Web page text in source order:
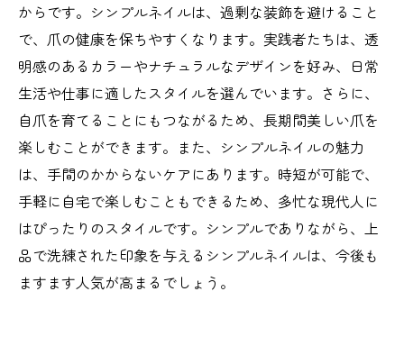
からです。シンプルネイルは、過剰な装飾を避けること
で、爪の健康を保ちやすくなります。実践者たちは、透
明感のあるカラーやナチュラルなデザインを好み、日常
生活や仕事に適したスタイルを選んでいます。さらに、
自爪を育てることにもつながるため、長期間美しい爪を
楽しむことができます。また、シンプルネイルの魅力
は、手間のかからないケアにあります。時短が可能で、
手軽に自宅で楽しむこともできるため、多忙な現代人に
はぴったりのスタイルです。シンプルでありながら、上
品で洗練された印象を与えるシンプルネイルは、今後も
ますます人気が高まるでしょう。